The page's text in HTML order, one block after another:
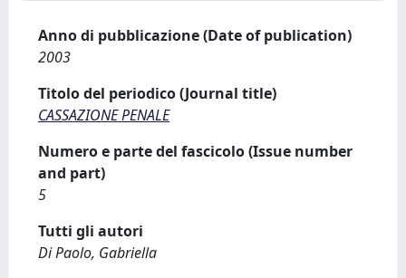
Anno di pubblicazione (Date of publication)
2003
Titolo del periodico (Journal title)
CASSAZIONE PENALE
Numero e parte del fascicolo (Issue number
and part)
5
Tutti gli autori
Di Paolo, Gabriella